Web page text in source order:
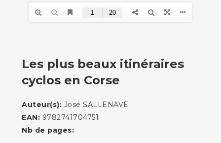
Les plus beaux itinéraires
cyclos en Corse
Auteur(s): José SALLENAVE
EAN: 9782741704751
Nb de pages: